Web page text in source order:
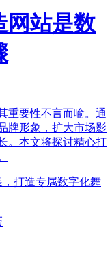
网站是数
重要性不言而喻。通
牌形象，扩大市场影
。本文将探讨精心打
打造专属数字化舞